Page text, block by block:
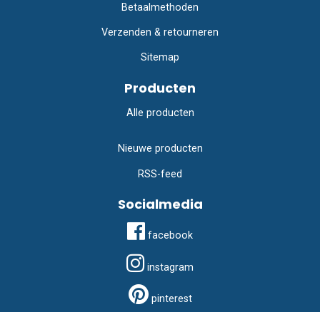
Betaalmethoden
Verzenden & retourneren
Sitemap
Producten
Alle producten
Nieuwe producten
RSS-feed
Socialmedia
facebook
instagram
pinterest